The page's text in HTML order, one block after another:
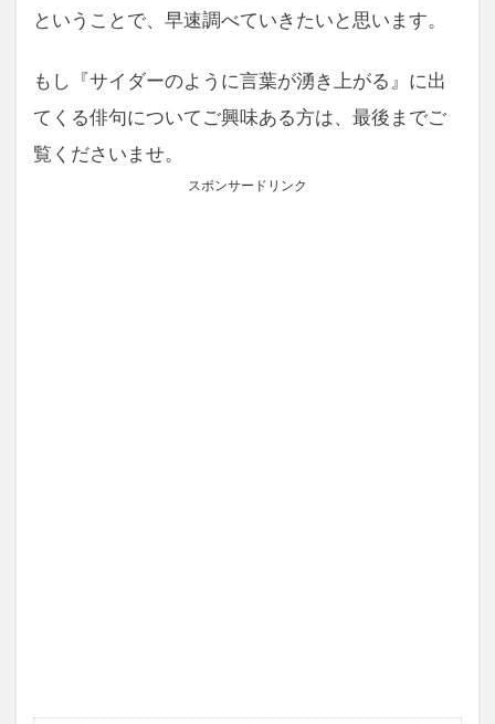
ということで、早速調べていきたいと思います。
もし『サイダーのように言葉が湧き上がる』に出
てくる俳句についてご興味ある方は、最後までご
覧くださいませ。
スポンサードリンク